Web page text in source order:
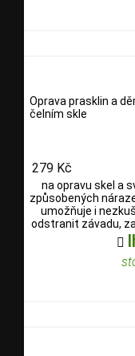
Oprava prasklin a
čelním skle
279 Kč
na opravu skel a
způsobených
umožňuje i
odstranit závadu,
